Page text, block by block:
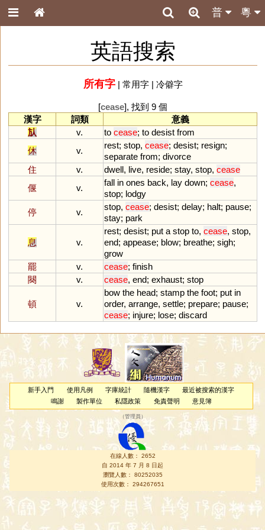
粵
普
英語搜索
所有字| 常用字| 冷僻字
[cease], 找到 9 個
漢字
詞類
意義
㫃
v. to cease; to desist from
休
v.
rest; stop, cease; desist; resign;
separate from; divorce
住
v. dwell, live, reside; stay, stop, cease
偃
v.
fall in ones back, lay down; cease,
stop; lodgy
停
v.
stop, cease; desist; delay; halt; pause;
stay; park
息 v.
rest; desist; put a stop to, cease, stop,
end; appease; blow; breathe; sigh;
grow
罷
v. cease; finish
闋
v. cease, end; exhaust; stop
頓 v.
bow the head; stamp the foot; put in
order, arrange, settle; prepare; pause;
cease; injure; lose; discard
新手入門 使用凡例 字庫統計 隨機漢字
最近被搜索的漢字
鳴謝
製作單位 私隱政策 免責聲明 意見簿
（管理員 ）
在線人數： 2652
自 2014 年 7 月 8 日起
瀏覽人數： 80252035
使用次數： 294267651